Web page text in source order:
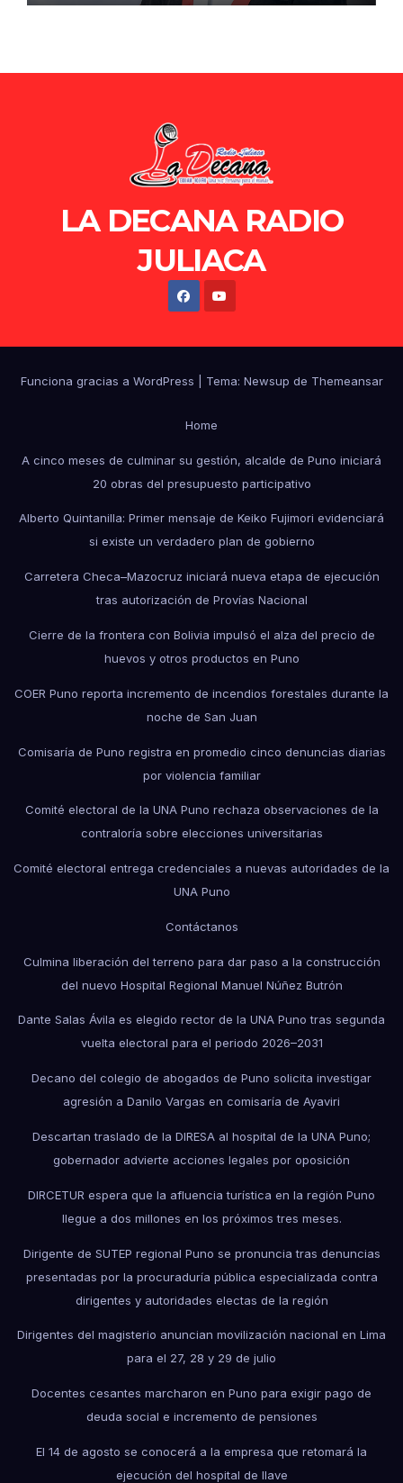
LA DECANA RADIO
JULIACA
Funciona gracias a WordPress Tema: Newsup de Themeansar
Home
A cinco meses de culminar su gestión, alcalde de Puno iniciará
20 obras del presupuesto participativo
Alberto Quintanilla: Primer mensaje de Keiko Fujimori evidenciará
si existe un verdadero plan de gobierno
Carretera Checa–Mazocruz iniciará nueva etapa de ejecución
tras autorización de Provías Nacional
Cierre de la frontera con Bolivia impulsó el alza del precio de
huevos y otros productos en Puno
COER Puno reporta incremento de incendios forestales durante la
noche de San Juan
Comisaría de Puno registra en promedio cinco denuncias diarias
por violencia familiar
Comité electoral de la UNA Puno rechaza observaciones de la
contraloría sobre elecciones universitarias
Comité electoral entrega credenciales a nuevas autoridades de la
UNA Puno
Contáctanos
Culmina liberación del terreno para dar paso a la construcción
del nuevo Hospital Regional Manuel Núñez Butrón
Dante Salas Ávila es elegido rector de la UNA Puno tras segunda
vuelta electoral para el periodo 2026–2031
Decano del colegio de abogados de Puno solicita investigar
agresión a Danilo Vargas en comisaría de Ayaviri
Descartan traslado de la DIRESA al hospital de la UNA Puno;
gobernador advierte acciones legales por oposición
DIRCETUR espera que la afluencia turística en la región Puno
llegue a dos millones en los próximos tres meses.
Dirigente de SUTEP regional Puno se pronuncia tras denuncias
presentadas por la procuraduría pública especializada contra
dirigentes y autoridades electas de la región
Dirigentes del magisterio anuncian movilización nacional en Lima
para el 27, 28 y 29 de julio
Docentes cesantes marcharon en Puno para exigir pago de
deuda social e incremento de pensiones
El 14 de agosto se conocerá a la empresa que retomará la
ejecución del hospital de Ilave